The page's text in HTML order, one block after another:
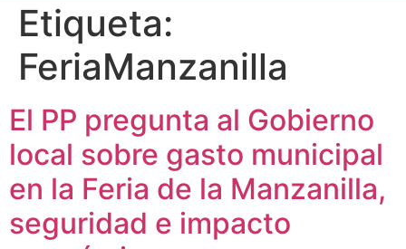
Etiqueta:
FeriaManzanilla
El PP pregunta al Gobierno
local sobre gasto municipal
en la Feria de la Manzanilla,
seguridad e impacto